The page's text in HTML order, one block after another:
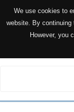
We use cookies to
website. By
However, you